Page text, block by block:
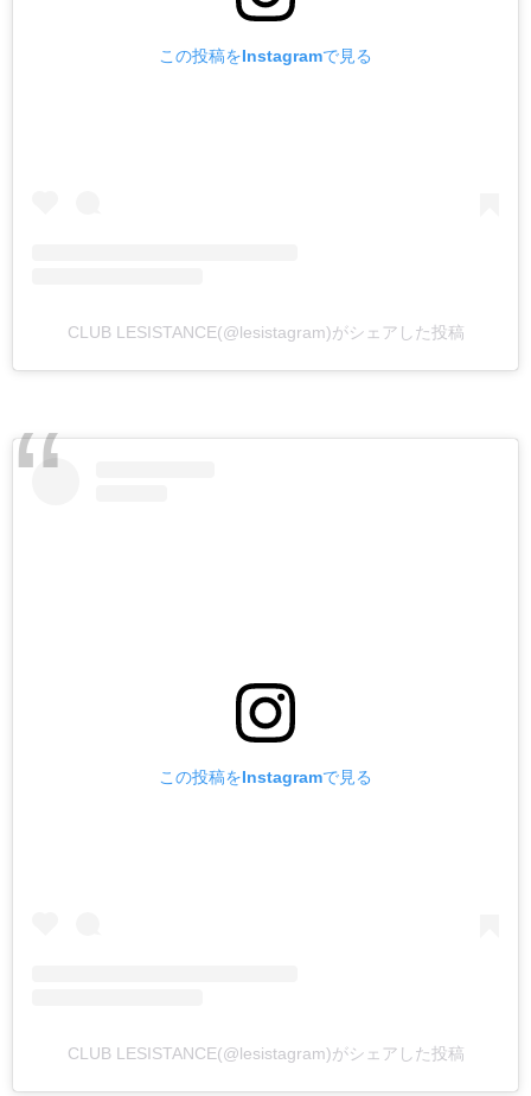
この投稿をInstagramで見る
CLUB LESISTANCE(@lesistagram)がシェアした投稿
この投稿をInstagramで見る
CLUB LESISTANCE(@lesistagram)がシェアした投稿